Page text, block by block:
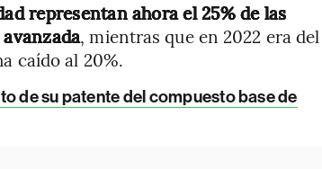
representan ahora el 25% de las
, mientras que en 2022 era del
caído al 20%.
de su patente del compuesto base de